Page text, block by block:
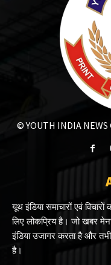
© YOUTH INDIA NEWS
यूथ इंडिया समाचारों एवं
लिए लोकप्रिय है। जो खबर
इंडिया उजागर करता है और
है।